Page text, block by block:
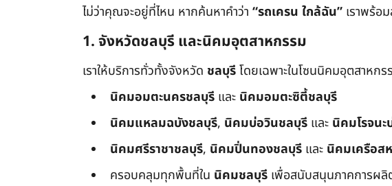
ไม่ว่าคุณจะอยู่ที่ไหน หากค้นหาคำว่า “รถเครน ใกล้ฉัน” เราพร้อ
1. จังหวัดชลบุรี และนิคมอุตสาหกรรม
เราให้บริการทั่วทั้งจังหวัด ชลบุรีโดยเฉพาะในโซนนิคมอุตสาหก
นิคมอมตะนครชลบุรี และ นิคมอมตะซิตี้ชลบุรี
นิคมแหลมฉบังชลบุรี, นิคมบ่อวินชลบุรี และ นิคมโรจน
นิคมศรีราชาชลบุรี, นิคมปิ่นทองชลบุรี และ นิคมเครือ
ครอบคลุมทุกพื้นที่ใน นิคมชลบุรี เพื่อสนับสนุนภาคการผลิ